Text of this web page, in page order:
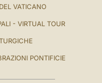
VATICANO
- VIRTUAL TOUR
PONTIFICIE